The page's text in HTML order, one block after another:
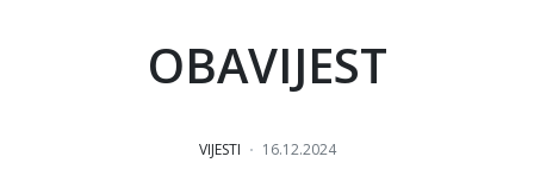
OBAVIJEST
VIJESTI 16.12.2024